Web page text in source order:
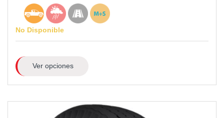
No Disponible
Ver opciones